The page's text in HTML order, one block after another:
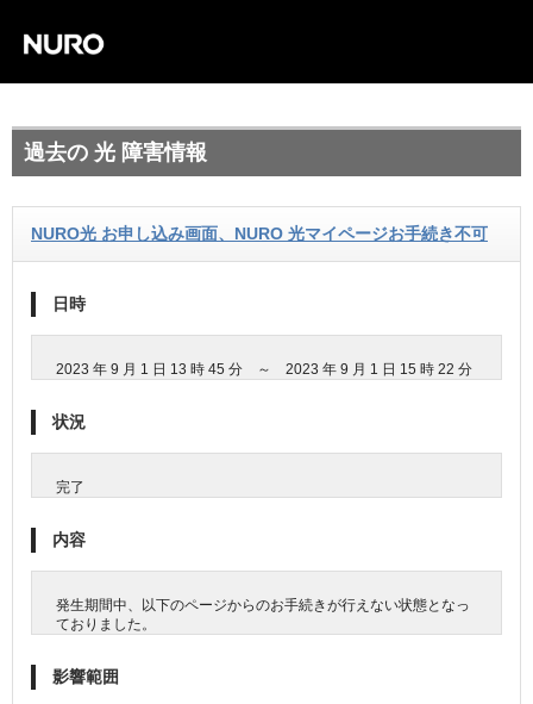
過去の 光 障害情報
NURO光 お申し込み画面、NURO 光マイページお手続き不可
日時
2023 年 9 月 1 日 13 時 45 分 ～ 2023 年 9 月 1 日 15 時 22 分
状況
完了
内容
発生期間中、以下のページからのお手続きが行えない状態となっ
ておりました。
影響範囲